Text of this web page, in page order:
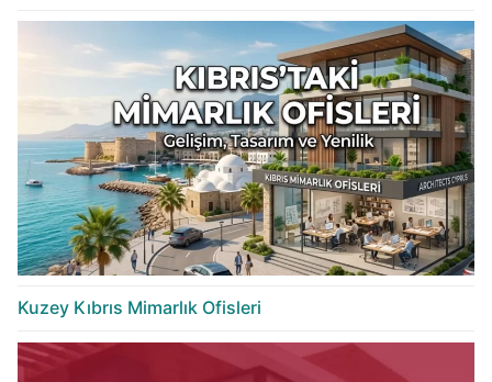
Kuzey Kıbrıs Mimarlık Ofisleri